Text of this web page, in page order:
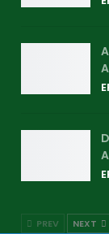
PREV NEXT